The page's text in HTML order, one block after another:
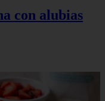
con alubias